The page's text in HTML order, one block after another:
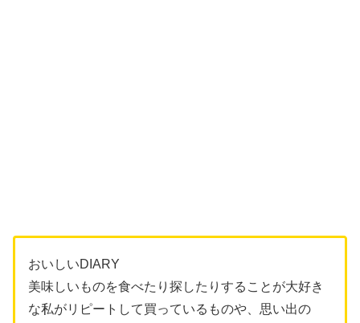
おいしいDIARY
美味しいものを食べたり探したりすることが大好き
な私がリピートして買っているものや、思い出の